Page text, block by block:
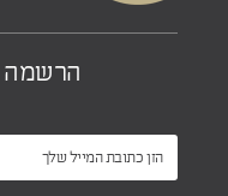
הרשמה